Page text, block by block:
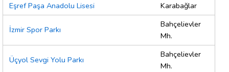
Eşref Paşa Anadolu Lisesi
Karabağlar
İzmir Spor Parkı
Bahçelievler
Mh.
Üçyol Sevgi Yolu Parkı
Bahçelievler
Mh.